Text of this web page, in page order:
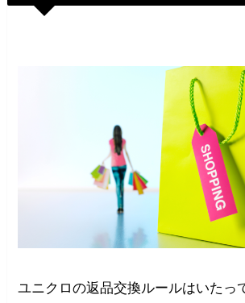
ユニクロの返品交換ルールはいたっ